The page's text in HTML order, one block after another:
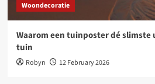
Woondecoratie
Waarom een tuinposter dé slimste
tuin
Robyn 12 February 2026